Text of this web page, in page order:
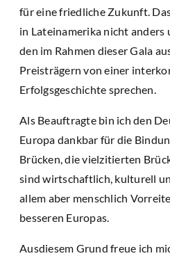
für eine friedliche Zukunft.
in Lateinamerika nicht anders
den im Rahmen dieser Gala
Preisträgern von einer
Erfolgsgeschichte sprechen.
Als Beauftragte bin ich den
Europa dankbar für die
Brücken, die vielzitierten
sind wirtschaftlich, kulturell
allem aber menschlich
besseren Europas.
Ausdiesem Grund freue ich